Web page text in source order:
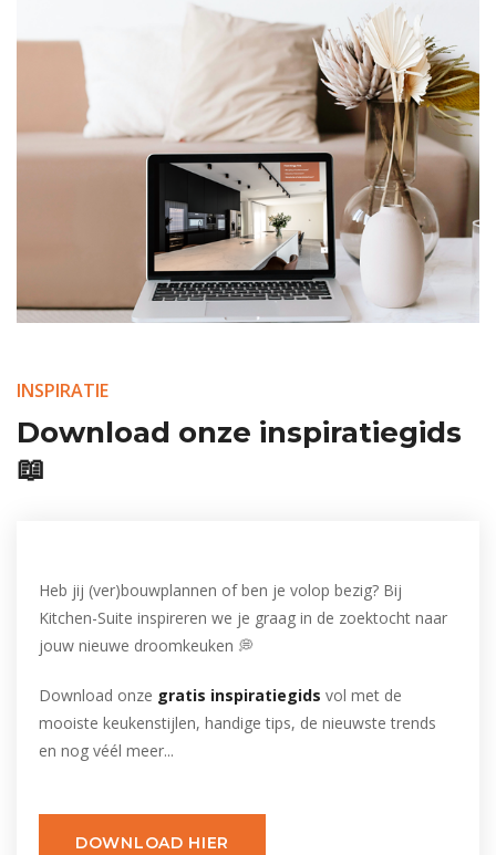
INSPIRATIE
Download onze inspiratiegids
📖
Heb jij (ver)bouwplannen of ben je volop bezig? Bij
Kitchen-Suite inspireren we je graag in de zoektocht naar
jouw nieuwe droomkeuken 💭
Download onze gratis inspiratiegids vol met de
mooiste keukenstijlen, handige tips, de nieuwste trends
en nog véél meer...
DOWNLOAD HIER